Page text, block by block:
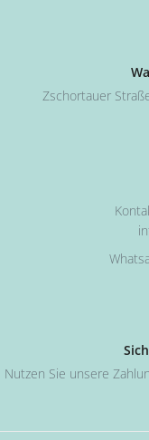
Zschortauer
Nutzen Sie unsere